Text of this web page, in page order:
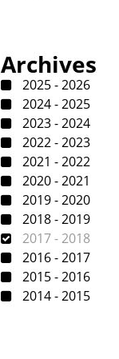
Archives
2025 - 2026
2024 - 2025
2023 - 2024
2022 - 2023
2021 - 2022
2020 - 2021
2019 - 2020
2018 - 2019
2017 - 2018
2016 - 2017
2015 - 2016
2014 - 2015